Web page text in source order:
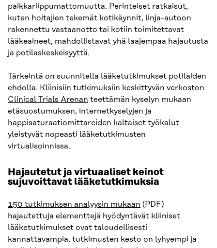
paikkariippumattomuutta. Perinteiset ratkaisut,
kuten hoitajien tekemät kotikäynnit, linja-autoon
rakennettu vastaanotto tai kotiin toimitettavat
lääkeaineet, mahdollistavat yhä laajempaa hajautusta
ja potilaskeskeisyyttä.
Tärkeintä on suunnitella lääketutkimukset potilaiden
ehdolla. Kliinisiin tutkimuksiin keskittyvän verkoston
Clinical Trials Arenan teettämän kyselyn mukaan
etäsuostumuksen, internetkyselyjen ja
happisaturaatiomittareiden kaltaiset työkalut
yleistyvät nopeasti lääketutkimusten
virtualisoinnissa.
Hajautetut ja virtuaaliset keinot
sujuvoittavat lääketutkimuksia
150 tutkimuksen analyysin mukaan (PDF)
hajautettuja elementtejä hyödyntävät kliiniset
lääketutkimukset ovat taloudellisesti
kannattavampia, tutkimusten kesto on lyhyempi ja